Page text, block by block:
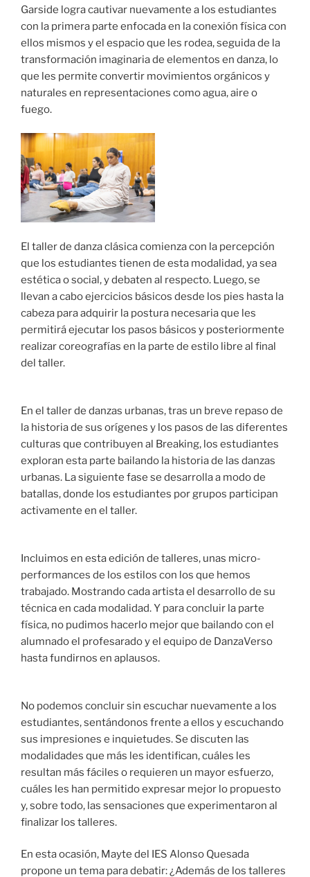
Garside logra cautivar nuevamente a los estudiantes
con la primera parte enfocada en la conexión física con
ellos mismos y el espacio que les rodea, seguida de la
transformación imaginaria de elementos en danza, lo
que les permite convertir movimientos orgánicos y
naturales en representaciones como agua, aire o
fuego.
El taller de danza clásica comienza con la percepción
que los estudiantes tienen de esta modalidad, ya sea
estética o social, y debaten al respecto. Luego, se
llevan a cabo ejercicios básicos desde los pies hasta la
cabeza para adquirir la postura necesaria que les
permitirá ejecutar los pasos básicos y posteriormente
realizar coreografías en la parte de estilo libre al final
del taller.
En el taller de danzas urbanas, tras un breve repaso de
la historia de sus orígenes y los pasos de las diferentes
culturas que contribuyen al Breaking, los estudiantes
exploran esta parte bailando la historia de las danzas
urbanas. La siguiente fase se desarrolla a modo de
batallas, donde los estudiantes por grupos participan
activamente en el taller.
Incluimos en esta edición de talleres, unas micro-
performances de los estilos con los que hemos
trabajado. Mostrando cada artista el desarrollo de su
técnica en cada modalidad. Y para concluir la parte
física, no pudimos hacerlo mejor que bailando con el
alumnado el profesarado y el equipo de DanzaVerso
hasta fundirnos en aplausos.
No podemos concluir sin escuchar nuevamente a los
estudiantes, sentándonos frente a ellos y escuchando
sus impresiones e inquietudes. Se discuten las
modalidades que más les identifican, cuáles les
resultan más fáciles o requieren un mayor esfuerzo,
cuáles les han permitido expresar mejor lo propuesto
y, sobre todo, las sensaciones que experimentaron al
finalizar los talleres.
En esta ocasión, Mayte del IES Alonso Quesada
propone un tema para debatir: ¿Además de los talleres